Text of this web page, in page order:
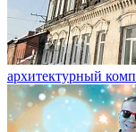
архитектурный